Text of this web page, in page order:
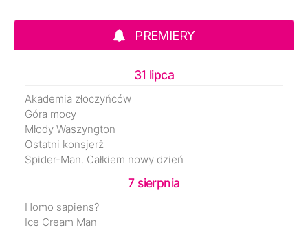
PREMIERY
31 lipca
Akademia złoczyńców
Góra mocy
Młody Waszyngton
Ostatni konsjerż
Spider-Man. Całkiem nowy dzień
7 sierpnia
Homo sapiens?
Ice Cream Man